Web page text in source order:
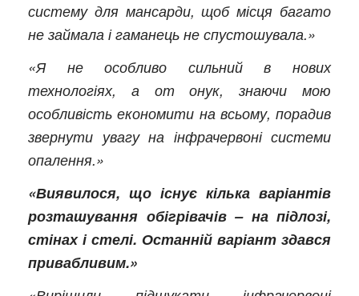
систему для мансарди, щоб місця багато
не займала і гаманець не спустошувала.»
«Я не особливо сильний в нових
технологіях, а от онук, знаючи мою
особливість економити на всьому, порадив
звернути увагу на інфрачервоні системи
опалення.»
«Виявилося, що існує кілька варіантів
розташування обігрівачів – на підлозі,
стінах і стелі. Останній варіант здався
привабливим.»